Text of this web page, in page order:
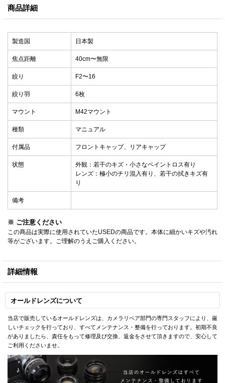
商品詳細
製造国 日本製
焦点距離 40cm〜無限
絞り F2〜16
絞り羽 6枚
マウント M42マウント
種類 マニュアル
付属品 フロントキャップ、リアキャップ
状態
外観：若干のキズ・小さなペイントロス有り
レンズ：極小のチリ混入有り、若干の拭きキズ有
り
備考
※ ご注意ください
この商品は実際に使用されていたUSEDの商品です。本体に細かいキズや汚れ
等がございます。ご理解のうえご購入ください。
詳細情報
オールドレンズについて
当店で販売しているオールドレンズは、カメラリペア部門の専門スタッフにより、厳
しいチェックを行っており、すべてメンテナンス・整備を行っております。初期不良
がありましたら、責任をもって修理及び交換、返金をさせて頂きますので、安心して
ご利用くださいませ。